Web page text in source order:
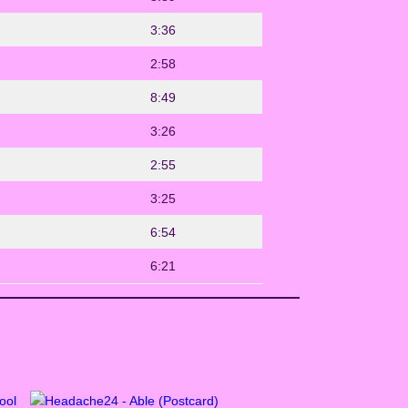
3:36
2:58
8:49
3:26
2:55
3:25
6:54
6:21